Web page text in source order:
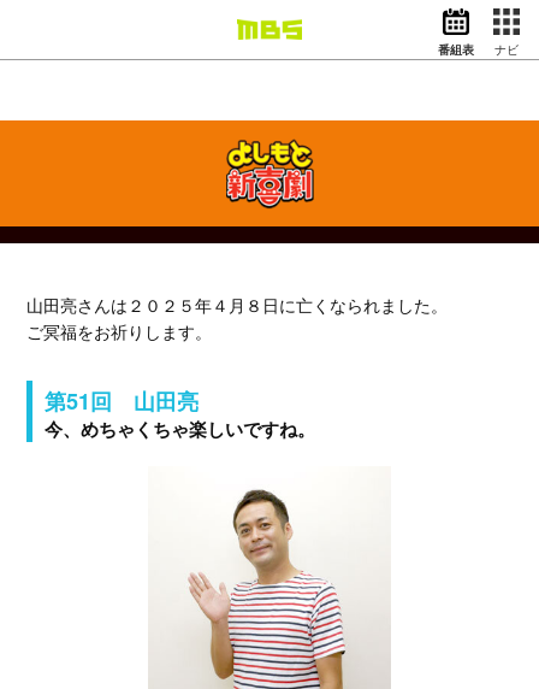
天気・防災
グッズ
検索
番組表 ナビ
第51回 山田亮
今、めちゃくちゃ楽しいですね。
山田亮さんは２０２５年４月８日に亡くなられました。
ご冥福をお祈りします。